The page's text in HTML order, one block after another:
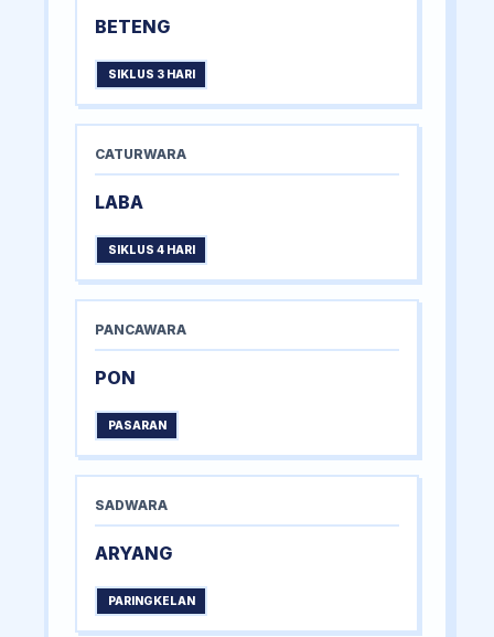
BETENG
SIKLUS 3 HARI
CATURWARA
LABA
SIKLUS 4 HARI
PANCAWARA
PON
PASARAN
SADWARA
ARYANG
PARINGKELAN